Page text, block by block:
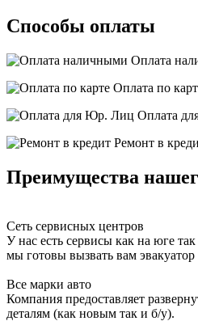
Способы оплаты
Оплата
Оплата по
Оплата
Ремонт в
Преимущества
Сеть сервисных центров
У нас есть сервисы как на юге
мы готовы вызвать вам эвакуатор
Все марки авто
Компания предоставляет
деталям (как новым так и б/у).